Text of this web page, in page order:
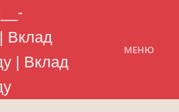
МЕНЮ